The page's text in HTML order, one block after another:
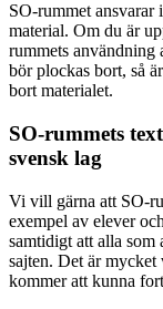
SO-rummet ansvarar
material. Om du är
rummets användning
bör plockas bort, så
bort materialet.
SO-rummets
svensk lag
Vi vill gärna att SO-
exempel av elever
samtidigt att alla som
sajten. Det är
kommer att kunna